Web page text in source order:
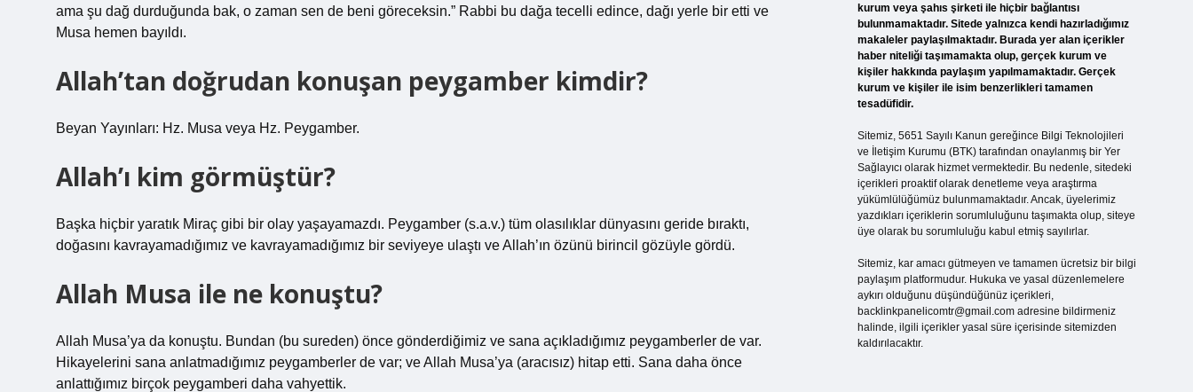
ama şu dağ durduğunda bak, o zaman sen de beni göreceksin.” Rabbi bu dağa tecelli edince, dağı yerle bir etti ve
Musa hemen bayıldı.
Allah’tan doğrudan konuşan peygamber kimdir?
Beyan Yayınları: Hz. Musa veya Hz. Peygamber.
Allah’ı kim görmüştür?
Başka hiçbir yaratık Miraç gibi bir olay yaşayamazdı. Peygamber (s.a.v.) tüm olasılıklar dünyasını geride bıraktı,
doğasını kavrayamadığımız ve kavrayamadığımız bir seviyeye ulaştı ve Allah’ın özünü birincil gözüyle gördü.
Allah Musa ile ne konuştu?
Allah Musa’ya da konuştu. Bundan (bu sureden) önce gönderdiğimiz ve sana açıkladığımız peygamberler de var.
Hikayelerini sana anlatmadığımız peygamberler de var; ve Allah Musa’ya (aracısız) hitap etti. Sana daha önce
anlattığımız birçok peygamberi daha vahyettik.
kurum veya şahıs şirketi ile hiçbir bağlantısı
bulunmamaktadır. Sitede yalnızca kendi hazırladığımız
makaleler paylaşılmaktadır. Burada yer alan içerikler
haber niteliği taşımamakta olup, gerçek kurum ve
kişiler hakkında paylaşım yapılmamaktadır. Gerçek
kurum ve kişiler ile isim benzerlikleri tamamen
tesadüfidir.
Sitemiz, 5651 Sayılı Kanun gereğince Bilgi Teknolojileri
ve İletişim Kurumu (BTK) tarafından onaylanmış bir Yer
Sağlayıcı olarak hizmet vermektedir. Bu nedenle, sitedeki
içerikleri proaktif olarak denetleme veya araştırma
yükümlülüğümüz bulunmamaktadır. Ancak, üyelerimiz
yazdıkları içeriklerin sorumluluğunu taşımakta olup, siteye
üye olarak bu sorumluluğu kabul etmiş sayılırlar.
Sitemiz, kar amacı gütmeyen ve tamamen ücretsiz bir bilgi
paylaşım platformudur. Hukuka ve yasal düzenlemelere
aykırı olduğunu düşündüğünüz içerikleri,
backlinkpanelicomtr@gmail.comadresine bildirmeniz
halinde, ilgili içerikler yasal süre içerisinde sitemizden
kaldırılacaktır.